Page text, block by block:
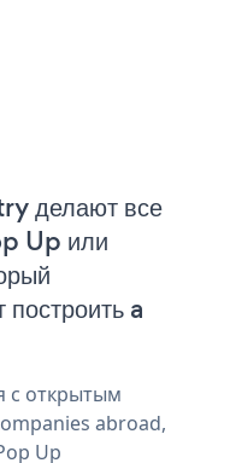
делают все
Up или
a
с открытым
abroad,
Up